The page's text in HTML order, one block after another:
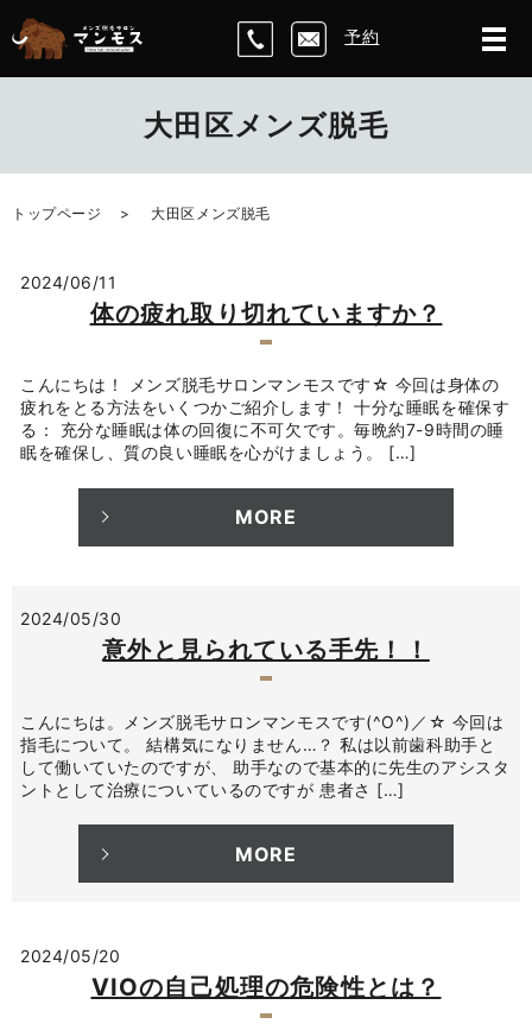
予約
大田区メンズ脱毛
トップページ 大田区メンズ脱毛
2024/06/11
体の疲れ取り切れていますか？
こんにちは！ メンズ脱毛サロンマンモスです☆ 今回は身体の
疲れをとる方法をいくつかご紹介します！ 十分な睡眠を確保す
る： 充分な睡眠は体の回復に不可欠です。毎晩約7-9時間の睡
眠を確保し、質の良い睡眠を心がけましょう。 […]
MORE
2024/05/30
意外と見られている手先！！
こんにちは。メンズ脱毛サロンマンモスです(^O^)／☆ 今回は
指毛について。 結構気になりません…？ 私は以前歯科助手と
して働いていたのですが、 助手なので基本的に先生のアシスタ
ントとして治療についているのですが 患者さ […]
MORE
2024/05/20
VIOの自己処理の危険性とは？